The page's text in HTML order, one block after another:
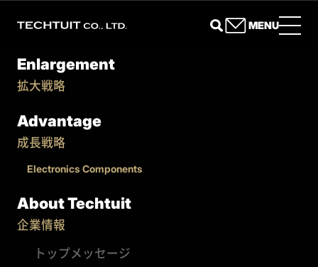
MENU
Enlargement
拡大戦略
Advantage
成長戦略
Electronics Components
About Techtuit
企業情報
トップメッセージ